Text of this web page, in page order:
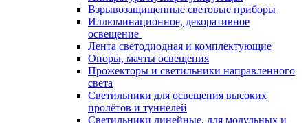
Взрывозащищенные световые приборы
Иллюминационное, декоративное
освещение
Лента светодиодная и комплектующие
Опоры, мачты освещения
Прожекторы и светильники направленного
света
Светильники для освещения высоких
пролётов и туннелей
Светильники линейные, для модульных и